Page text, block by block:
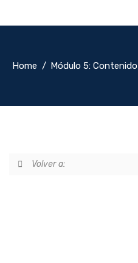
Home Módulo 5: Contenido
Volver a: